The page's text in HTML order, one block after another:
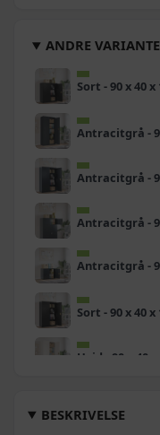
BESKRIVELSE
ANDRE
Sort - 90 x 40
Antracitgrå -
Antracitgrå -
Antracitgrå -
Antracitgrå -
Sort - 90 x 40
Hvid - 90 x 40